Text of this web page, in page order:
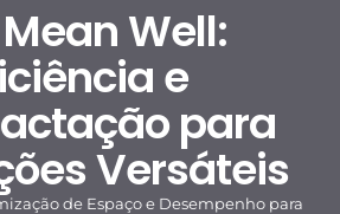
Mean Well:
e
para
Versáteis
de Espaço e Desempenho para